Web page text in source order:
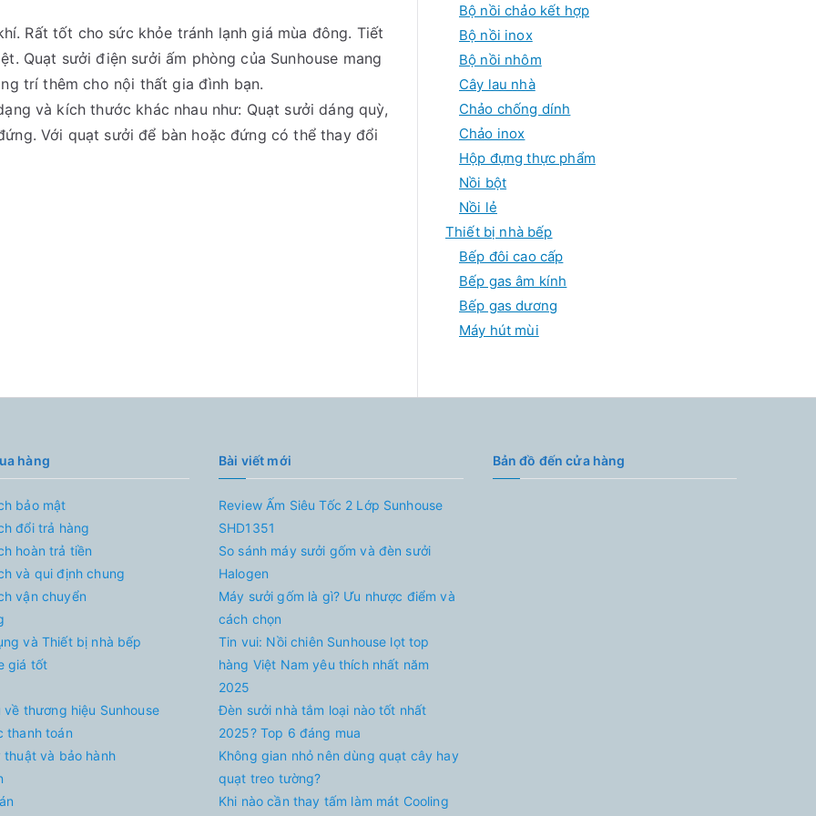
Rất tốt cho sức khỏe tránh lạnh giá mùa đông. Tiết
Quạt sưởi điện sưởi ấm phòng của Sunhouse mang
trí thêm cho nội thất gia đình bạn.
và kích thước khác nhau như: Quạt sưởi dáng quỳ,
Với quạt sưởi để bàn hoặc đứng có thể thay đổi
Bộ nồi chảo kết hợp
Bộ nồi inox
Bộ nồi nhôm
Cây lau nhà
Chảo chống dính
Chảo inox
Hộp đựng thực phẩm
Nồi bột
Nồi lẻ
Thiết bị nhà bếp
Bếp đôi cao cấp
Bếp gas âm kính
Bếp gas dương
Máy hút mùi
hàng
bảo mật
đổi trả hàng
hoàn trả tiền
và qui định chung
vận chuyển
và Thiết bị nhà bếp
giá tốt
về thương hiệu Sunhouse
thanh toán
thuật và bảo hành
Bài viết mới
Review Ấm Siêu Tốc 2 Lớp Sunhouse
SHD1351
So sánh máy sưởi gốm và đèn sưởi
Halogen
Máy sưởi gốm là gì? Ưu nhược điểm và
cách chọn
Tin vui: Nồi chiên Sunhouse lọt top
hàng Việt Nam yêu thích nhất năm
2025
Đèn sưởi nhà tắm loại nào tốt nhất
2025? Top 6 đáng mua
Không gian nhỏ nên dùng quạt cây hay
quạt treo tường?
Khi nào cần thay tấm làm mát Cooling
Bản đồ đến cửa hàng